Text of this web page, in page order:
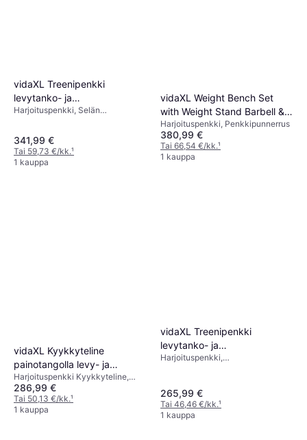
vidaXL Treenipenkki
levytanko- ja
käsipainosarjalla, 30.5kg,
Harjoituspenkki, Selän
341,99 €
Tai 59,73 €/kk.¹
1 kauppa
vidaXL Weight Bench Set
with Weight Stand Barbell &
Dumbbells 60.5kg
Harjoituspenkki, Penkkipunnerrus
380,99 €
Tai 66,54 €/kk.¹
1 kauppa
vidaXL Kyykkyteline
painotangolla levy- ja
käsipainosarja 30,5 kg
Harjoituspenkki Kyykkyteline,
Kuormituskapasiteetti (maks) 80
kg
286,99 €
Tai 50,13 €/kk.¹
1 kauppa
vidaXL Treenipenkki
levytanko- ja
käsipainosarjalla, 30.5kg,
Harjoituspenkki,
265,99 €
Tai 46,46 €/kk.¹
1 kauppa